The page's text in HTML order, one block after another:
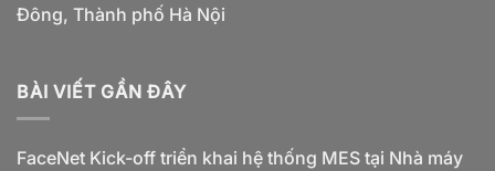
Đông, Thành phố Hà Nội
BÀI VIẾT GẦN ĐÂY
FaceNet Kick-off triển khai hệ thống MES tại Nhà máy